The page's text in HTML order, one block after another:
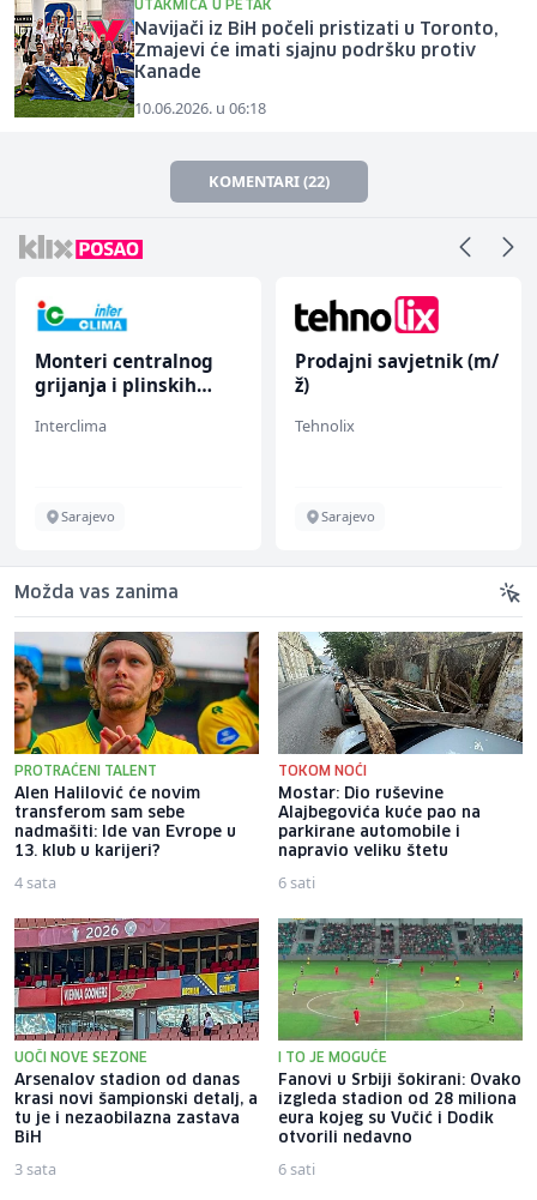
UTAKMICA U PETAK
Navijači iz BiH počeli pristizati u Toronto,
Zmajevi će imati sjajnu podršku protiv
Kanade
10.06.2026. u 06:18
KOMENTARI (22)
Prodajni savjetnik (m/
ž)
Monteri
Možda vas zanima
PROTRAĆENI TALENT
Alen Halilović će novim
transferom sam sebe
nadmašiti: Ide van Evrope u
13. klub u karijeri?
4 sata
TOKOM NOĆI
Mostar: Dio ruševine
Alajbegovića kuće pao na
parkirane automobile i
napravio veliku štetu
6 sati
UOČI NOVE SEZONE
Arsenalov stadion od danas
krasi novi šampionski detalj, a
tu je i nezaobilazna zastava
BiH
3 sata
I TO JE MOGUĆE
Fanovi u Srbiji šokirani: Ovako
izgleda stadion od 28 miliona
eura kojeg su Vučić i Dodik
otvorili nedavno
6 sati